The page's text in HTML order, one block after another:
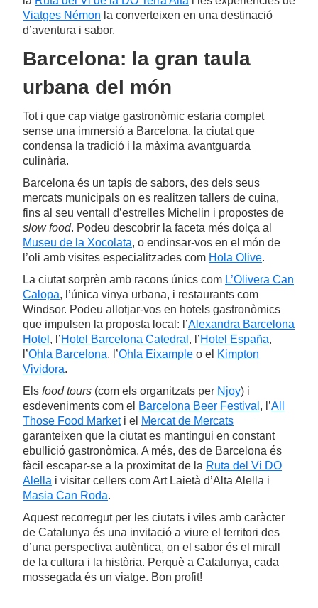
Viatges Némon la converteixen en una destinació
d’aventura i sabor.
Barcelona: la gran taula
urbana del món
Tot i que cap viatge gastronòmic estaria complet
sense una immersió a Barcelona, la ciutat que
condensa la tradició i la màxima avantguarda
culinària.
Barcelona és un tapís de sabors, des dels seus
mercats municipals on es realitzen tallers de cuina,
fins al seu ventall d’estrelles Michelin i propostes de
slow food. Podeu descobrir la faceta més dolça al
Museu de la Xocolata, o endinsar-vos en el món de
l’oli amb visites especialitzades com Hola Olive.
La ciutat sorprèn amb racons únics com L’Olivera Can
Calopa, l’única vinya urbana, i restaurants com
Windsor. Podeu allotjar-vos en hotels gastronòmics
que impulsen la proposta local: l’Alexandra Barcelona
Hotel , l’Hotel Barcelona Catedral , l’Hotel España,
l’Ohla Barcelona, l’Ohla Eixample o el Kimpton
Vividora.
Els food tours (com els organitzats per Njoy) i
esdeveniments com el Barcelona Beer Festival , l’All
Those Food Marketi el Mercat de Mercats
garanteixen que la ciutat es mantingui en constant
ebullició gastronòmica. A més, des de Barcelona és
fàcil escapar-se a la proximitat de la Ruta del Vi DO
Alella i visitar cellers com Art Laietà d’Alta Alella i
Masia Can Roda.
Aquest recorregut per les ciutats i viles amb caràcter
de Catalunya és una invitació a viure el territori des
d’una perspectiva autèntica, on el sabor és el mirall
de la cultura i la història. Perquè a Catalunya, cada
mossegada és un viatge. Bon profit!